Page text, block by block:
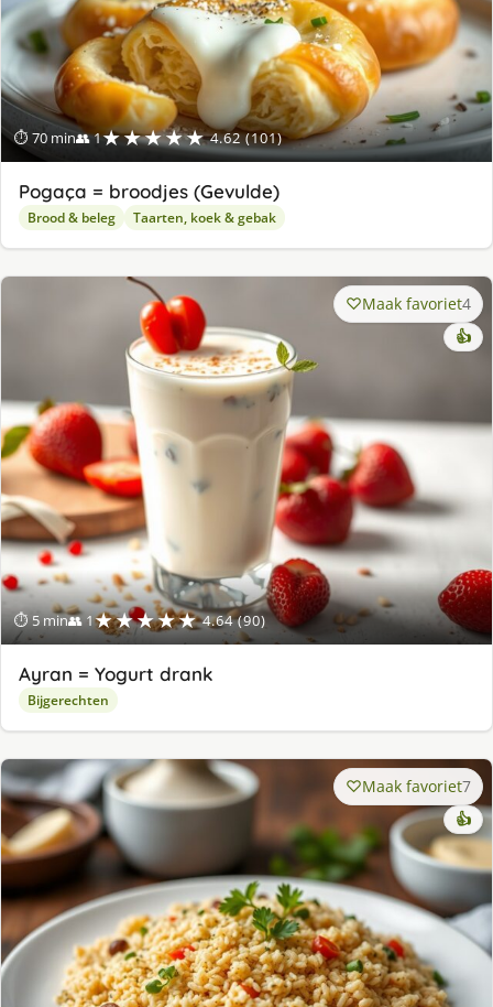
⏱ 70 min👥 1★★★★★ 4.62 (101)
Pogaça = broodjes (Gevulde)
Brood & beleg Taarten, koek & gebak
⏱ 5 min👥 1★★★★★ 4.64 (90)
Maak favoriet4
👍
Ayran = Yogurt drank
Bijgerechten
Maak favoriet7
👍